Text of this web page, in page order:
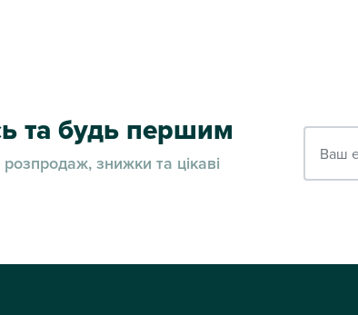
та будь першим
розпродаж, знижки та цікаві